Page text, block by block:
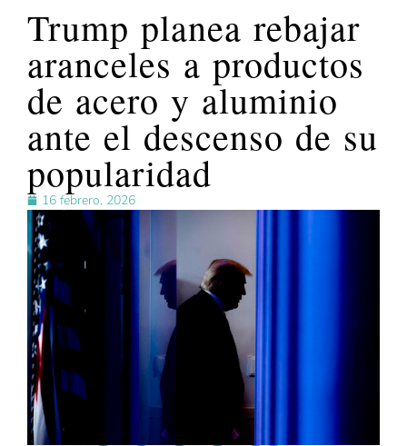
Trump planea rebajar
aranceles a productos
de acero y aluminio
ante el descenso de su
popularidad
16 febrero, 2026